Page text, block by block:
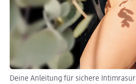
Deine Anleitung für sichere Intimrasur